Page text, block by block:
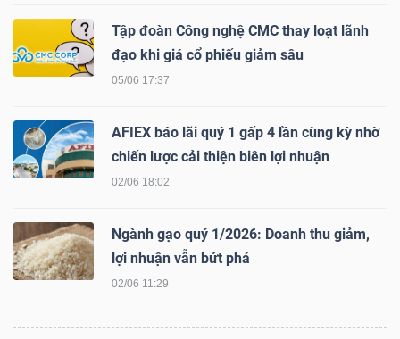
Tập đoàn Công nghệ CMC thay loạt lãnh
đạo khi giá cổ phiếu giảm sâu
05/06 17:37
AFIEX báo lãi quý 1 gấp 4 lần cùng kỳ nhờ
chiến lược cải thiện biên lợi nhuận
02/06 18:02
Ngành gạo quý 1/2026: Doanh thu giảm,
lợi nhuận vẫn bứt phá
02/06 11:29
LIỆU
(-)
VS-
NĂNG